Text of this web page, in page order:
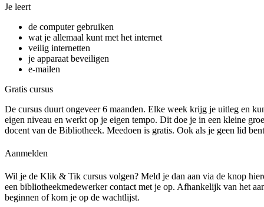
Je leert
de computer gebruiken
wat je allemaal kunt met het internet
veilig internetten
je apparaat beveiligen
e-mailen
Gratis cursus
De cursus duurt ongeveer 6 maanden. Elke week krijg je uitleg en
eigen niveau en werkt op je eigen tempo. Dit doe je in een kleine
docent van de Bibliotheek. Meedoen is gratis. Ook als je geen lid
Aanmelden
Wil je de Klik & Tik cursus volgen? Meld je dan aan via de knop
een bibliotheekmedewerker contact met je op. Afhankelijk van het
beginnen of kom je op de wachtlijst.